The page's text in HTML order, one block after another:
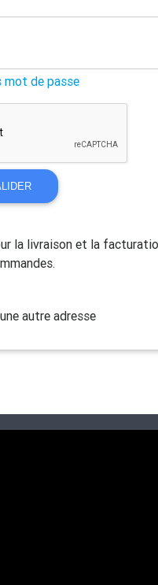
mot de passe
la livraison et la
autre adresse